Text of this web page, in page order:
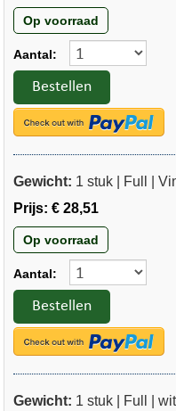
Op voorraad
Aantal:
Bestellen
Gewicht: 1 stuk | Full |
Prijs: € 28,51
Op voorraad
Aantal:
Bestellen
Gewicht: 1 stuk | Full |